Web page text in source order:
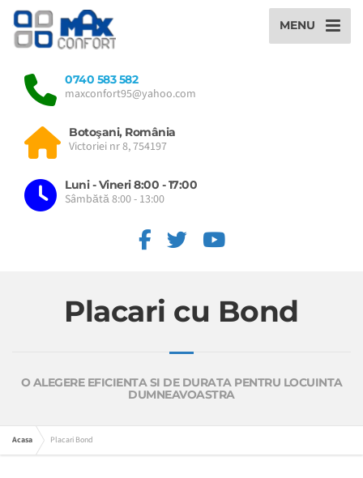
MENU
0740 583 582
maxconfort95@yahoo.com
Botoşani, România
Victoriei nr 8, 754197
Luni - Vineri 8:00 - 17:00
Sâmbătă 8:00 - 13:00
Placari cu Bond
O ALEGERE EFICIENTA SI DE DURATA PENTRU LOCUINTA
DUMNEAVOASTRA
Acasa Placari Bond